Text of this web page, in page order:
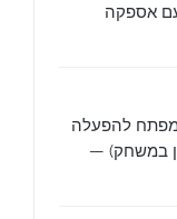
עם אספקה
(מפתח להפעלה
במשחק) —